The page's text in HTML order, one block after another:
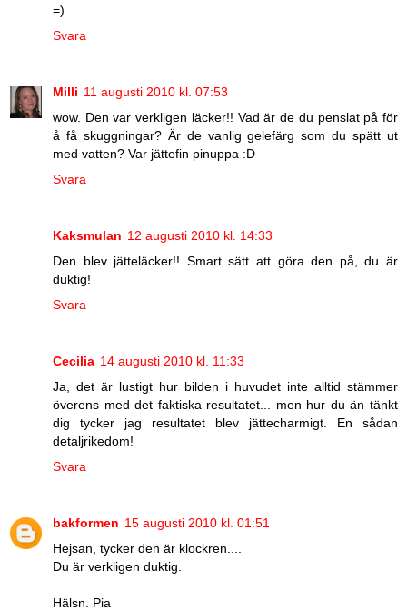
=)
Svara
Milli 11 augusti 2010 kl. 07:53
wow. Den var verkligen läcker!! Vad är de du penslat på för
å få skuggningar? Är de vanlig gelefärg som du spätt ut
med vatten? Var jättefin pinuppa :D
Svara
Kaksmulan 12 augusti 2010 kl. 14:33
Den blev jätteläcker!! Smart sätt att göra den på, du är
duktig!
Svara
Cecilia 14 augusti 2010 kl. 11:33
Ja, det är lustigt hur bilden i huvudet inte alltid stämmer
överens med det faktiska resultatet... men hur du än tänkt
dig tycker jag resultatet blev jättecharmigt. En sådan
detaljrikedom!
Svara
bakformen 15 augusti 2010 kl. 01:51
Hejsan, tycker den är klockren....
Du är verkligen duktig.
Hälsn. Pia